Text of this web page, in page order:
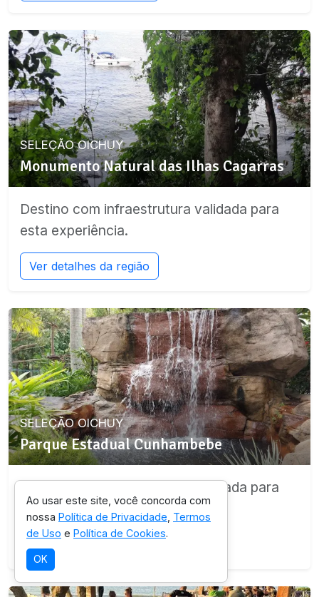
SELEÇÃO OICHUY
Monumento Natural das Ilhas Cagarras
Destino com infraestrutura validada para
esta experiência.
Ver detalhes da região
SELEÇÃO OICHUY
Parque Estadual Cunhambebe
Destino com infraestrutura validada para
esta experiência.
Ao usar este site, você concorda com
nossa Política de Privacidade Termos
de Uso e Política de Cookies.
OK